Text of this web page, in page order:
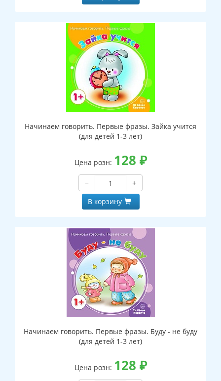
Начинаем говорить. Первые фразы. Зайка учится
(для детей 1-3 лет)
Цена розн: 128 ₽
−
+
В корзину
Начинаем говорить. Первые фразы. Буду - не буду
(для детей 1-3 лет)
Цена розн: 128 ₽